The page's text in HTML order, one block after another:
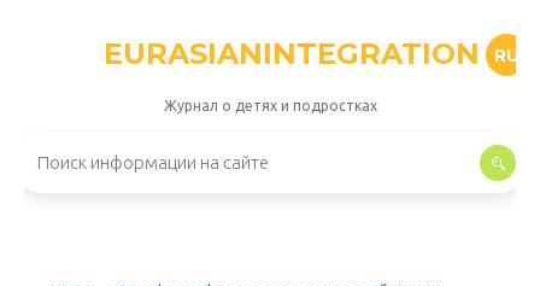
EURASIANINTEGRATION RU
Журнал о детях и подростках